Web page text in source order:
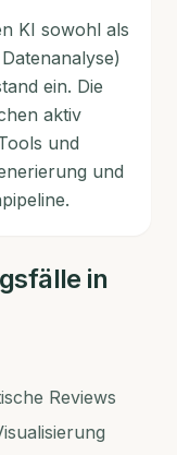
KI sowohl als
ein. Die
aktiv
und
und
in
Reviews